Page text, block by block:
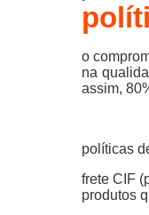
o
na
assim,
políticas
frete CIF
produtos